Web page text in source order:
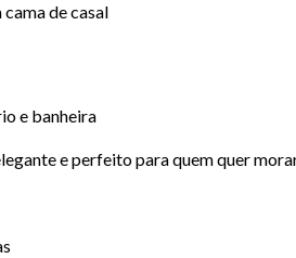
de casal
e banheira
e perfeito para quem quer